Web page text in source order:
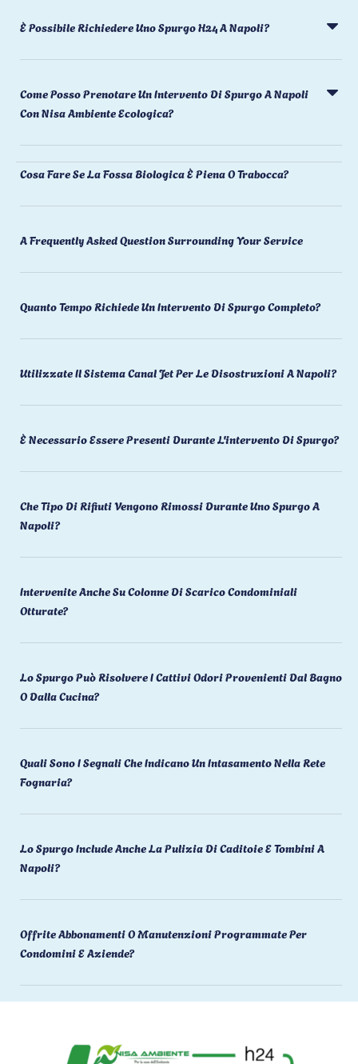
È Possibile Richiedere Uno Spurgo H24 A Napoli?
Come Posso Prenotare Un Intervento Di Spurgo A Napoli
Con Nisa Ambiente Ecologica?
Cosa Fare Se La Fossa Biologica È Piena O Trabocca?
A Frequently Asked Question Surrounding Your Service
Quanto Tempo Richiede Un Intervento Di Spurgo Completo?
Utilizzate Il Sistema Canal Jet Per Le Disostruzioni A Napoli?
È Necessario Essere Presenti Durante L'intervento Di Spurgo?
Che Tipo Di Rifiuti Vengono Rimossi Durante Uno Spurgo A
Napoli?
Intervenite Anche Su Colonne Di Scarico Condominiali
Otturate?
Lo Spurgo Può Risolvere I Cattivi Odori Provenienti Dal Bagno
O Dalla Cucina?
Quali Sono I Segnali Che Indicano Un Intasamento Nella Rete
Fognaria?
Lo Spurgo Include Anche La Pulizia Di Caditoie E Tombini A
Napoli?
Offrite Abbonamenti O Manutenzioni Programmate Per
Condomini E Aziende?